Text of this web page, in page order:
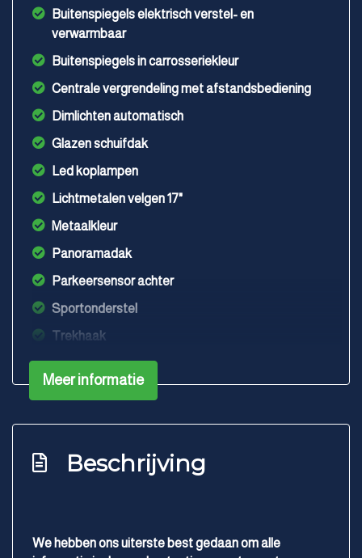
Buitenspiegels elektrisch verstel- en
verwarmbaar
Buitenspiegels in carrosseriekleur
Centrale vergrendeling met afstandsbediening
Dimlichten automatisch
Glazen schuifdak
Led koplampen
Lichtmetalen velgen 17"
Metaalkleur
Panoramadak
Parkeersensor achter
Sportonderstel
Trekhaak
Warmtewerend glas
Interieur
Aluminium interieur afwerking
Elektrische ramen voor
Meer informatie
Beschrijving
We hebben ons uiterste best gedaan om alle